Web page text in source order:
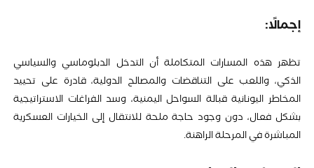
إجمالًا:
تظهر هذه المسارات المتكاملة أن التدخل الدبلوماسي والسياسي
الذكي، واللعب على التناقضات والمصالح الدولية، قادرة على تحييد
المخاطر اليونانية قبالة السواحل اليمنية، وسد الفراغات الاستراتيجية
بشكل فعال، دون وجود حاجة ملحة للانتقال إلى الخيارات العسكرية
المباشرة في المرحلة الراهنة.